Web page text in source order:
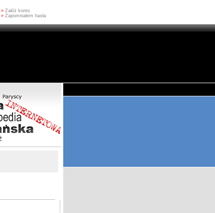
» Załóż konto
» Zapomniałem hasła